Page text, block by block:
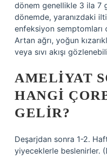
dönem genellikle 3 ila 7
dönemde, yaranızdaki
enfeksiyon semptomları
Artan ağrı, yoğun
veya sıvı akışı
AMELIYAT
HANGI
GELIR?
Deşarjdan sonra 1-2.
yiyeceklerle beslenirler.